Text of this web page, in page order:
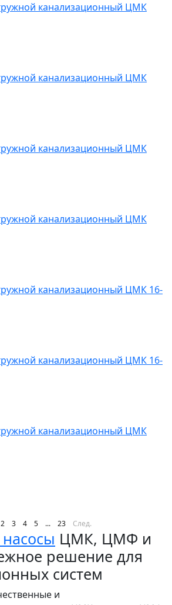
канализационный ЦМК
канализационный ЦМК
канализационный ЦМК
канализационный ЦМК
канализационный ЦМК 16-
канализационный ЦМК 16-
канализационный ЦМК
2 3 4 5 ... 23 След.
ЦМК, ЦМФ и
решение для
систем
и